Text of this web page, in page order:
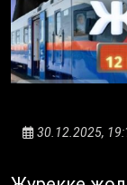
30.12.2025,